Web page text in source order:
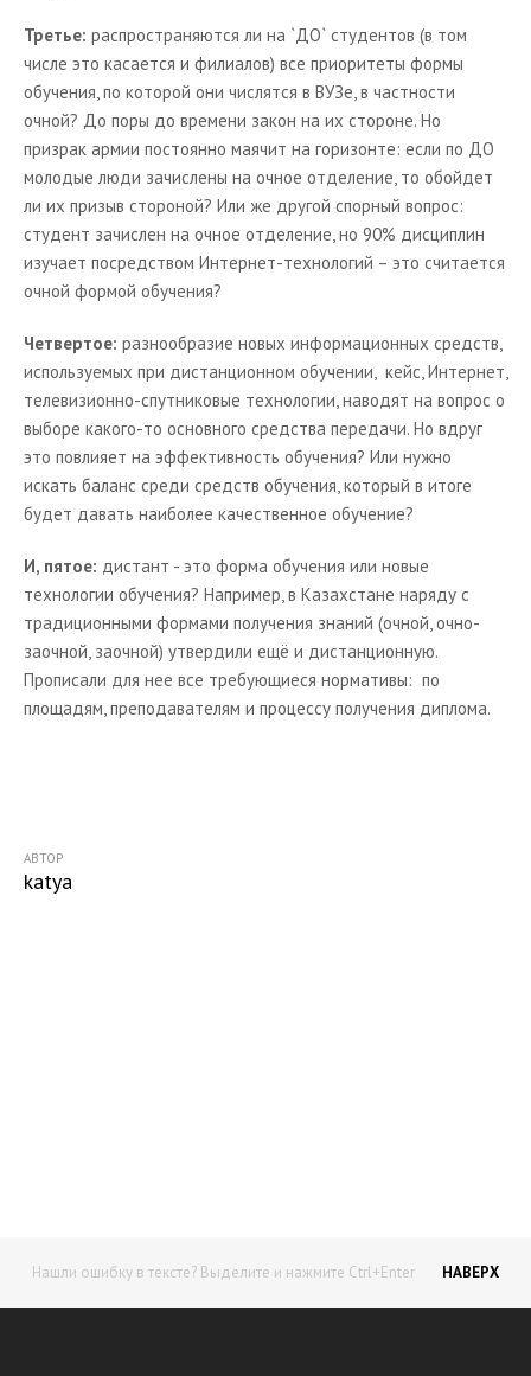
Третье: распространяются ли на `ДО` студентов (в том
числе это касается и филиалов) все приоритеты формы
обучения, по которой они числятся в ВУЗе, в частности
очной? До поры до времени закон на их стороне. Но
призрак армии постоянно маячит на горизонте: если по ДО
молодые люди зачислены на очное отделение, то обойдет
ли их призыв стороной? Или же другой спорный вопрос:
студент зачислен на очное отделение, но 90% дисциплин
изучает посредством Интернет-технологий – это считается
очной формой обучения?
Четвертое: разнообразие новых информационных средств,
используемых при дистанционном обучении, кейс, Интернет,
телевизионно-спутниковые технологии, наводят на вопрос о
выборе какого-то основного средства передачи. Но вдруг
это повлияет на эффективность обучения? Или нужно
искать баланс среди средств обучения, который в итоге
будет давать наиболее качественное обучение?
И, пятое: дистант - это форма обучения или новые
технологии обучения? Например, в Казахстане наряду с
традиционными формами получения знаний (очной, очно-
заочной, заочной) утвердили ещё и дистанционную.
Прописали для нее все требующиеся нормативы: по
площадям, преподавателям и процессу получения диплома.
АВТОР
katya
Нашли ошибку в тексте? Выделите и нажмите Ctrl+Enter НАВЕРХ